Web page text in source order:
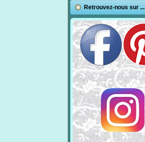
Retrouvez-nous sur ...